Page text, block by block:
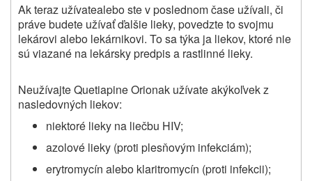
Ak teraz užívatealebo ste v poslednom čase užívali, či
práve budete užívaťďalšie lieky, povedzteto svojmu
lekárovi alebo lekárnikovi. To sa týka ja liekov, ktoré nie
sú viazané na lekársky predpis a rastlinné lieky.
NeužívajteQuetiapine Orionak užívate akýkoľvek z
nasledovných liekov:
niektoré lieky na liečbu HIV;
azolové lieky (proti plesňovým infekciám);
erytromycín alebo klaritromycín (proti infekcii);